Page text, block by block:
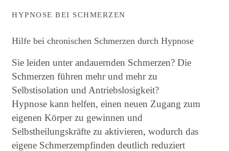
HYPNOSE BEI SCHMERZEN
Hilfe bei chronischen Schmerzen durch Hypnose
Sie leiden unter andauernden Schmerzen? Die
Schmerzen führen mehr und mehr zu
Selbstisolation und Antriebslosigkeit?
Hypnose kann helfen, einen neuen Zugang zum
eigenen Körper zu gewinnen und
Selbstheilungskräfte zu aktivieren, wodurch das
eigene Schmerzempfinden deutlich reduziert